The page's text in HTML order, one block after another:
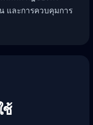
และการควบคุมการ
ช้